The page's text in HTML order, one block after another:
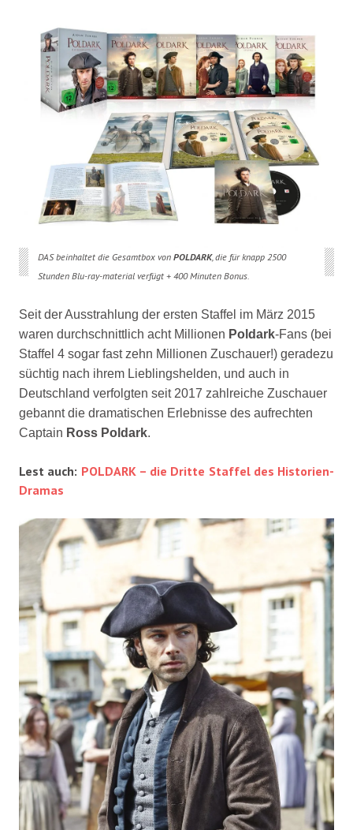
DAS beinhaltet die Gesamtbox von POLDARK, die für knapp 2500
Stunden Blu-ray-material verfügt + 400 Minuten Bonus.
Seit der Ausstrahlung der ersten Staffel im März 2015
waren durchschnittlich acht Millionen Poldark-Fans (bei
Staffel 4 sogar fast zehn Millionen Zuschauer!) geradezu
süchtig nach ihrem Lieblingshelden, und auch in
Deutschland verfolgten seit 2017 zahlreiche Zuschauer
gebannt die dramatischen Erlebnisse des aufrechten
Captain Ross Poldark.
Lest auch: POLDARK – die Dritte Staffel des Historien-
Dramas